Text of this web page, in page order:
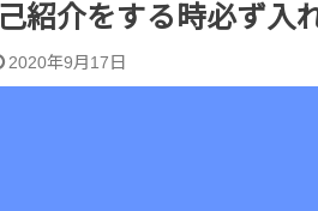
紹介をする時必ず入
2020年9月17日